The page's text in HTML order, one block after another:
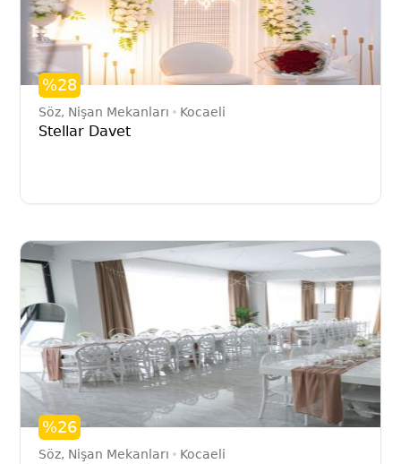
%28
Söz, Nişan Mekanları Kocaeli
Stellar Davet
%26
Söz, Nişan Mekanları Kocaeli